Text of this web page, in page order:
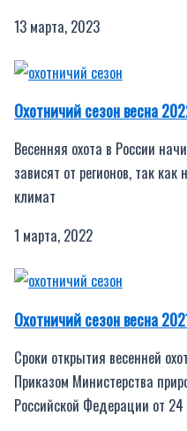
13 марта, 2023
Охотничий сезон весна
Весенняя охота в России
зависят от регионов, так
климат
1 марта, 2022
Охотничий сезон весна
Сроки открытия весенней
Приказом Министерства
Российской Федерации от